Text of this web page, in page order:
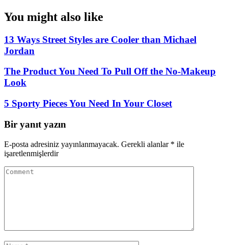
You might also like
13 Ways Street Styles are Cooler than Michael
Jordan
The Product You Need To Pull Off the No-Makeup
Look
5 Sporty Pieces You Need In Your Closet
Bir yanıt yazın
E-posta adresiniz yayınlanmayacak. Gerekli alanlar * ile
işaretlenmişlerdir